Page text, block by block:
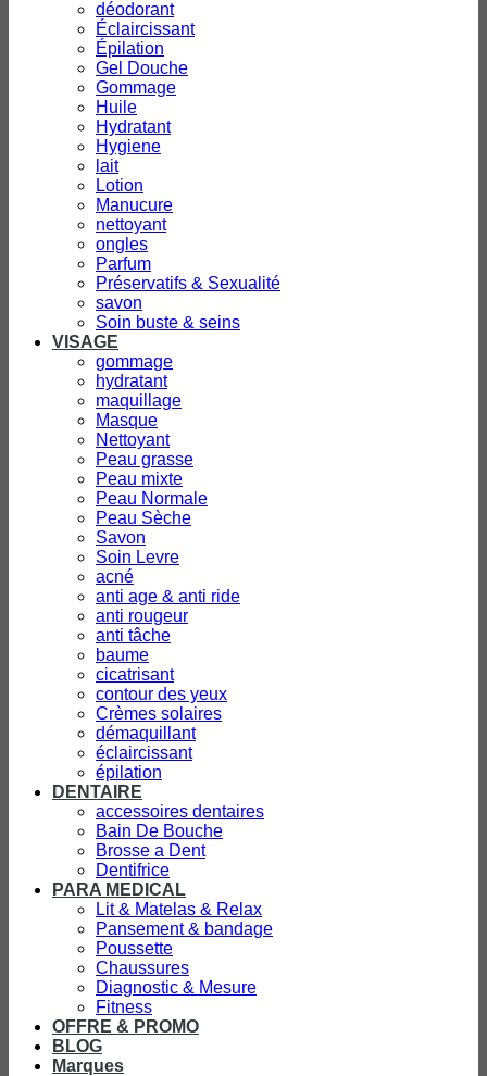
déodorant
Éclaircissant
Épilation
Gel Douche
Gommage
Huile
Hydratant
Hygiene
lait
Lotion
Manucure
nettoyant
ongles
Parfum
Préservatifs & Sexualité
savon
Soin buste & seins
VISAGE
gommage
hydratant
maquillage
Masque
Nettoyant
Peau grasse
Peau mixte
Peau Normale
Peau Sèche
Savon
Soin Levre
acné
anti age & anti ride
anti rougeur
anti tâche
baume
cicatrisant
contour des yeux
Crèmes solaires
démaquillant
éclaircissant
épilation
DENTAIRE
accessoires dentaires
Bain De Bouche
Brosse a Dent
Dentifrice
PARA MEDICAL
Lit & Matelas & Relax
Pansement & bandage
Poussette
Chaussures
Diagnostic & Mesure
Fitness
OFFRE & PROMO
BLOG
Marques